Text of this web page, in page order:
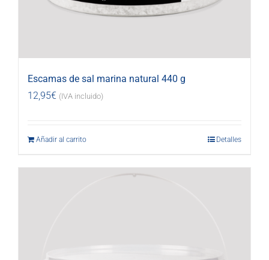
Escamas de sal marina natural 440 g
12,95€ (IVA incluido)
Añadir al carrito Detalles